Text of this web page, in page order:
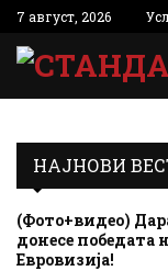
7 август, 2026
НАЈНОВИ
(Фото+видео)
донесе победата
Евровизија!